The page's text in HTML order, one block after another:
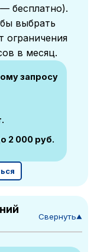
бесплатно).
выбрать
ограничения
в месяц.
запросу
2 000 руб.
Свернуть▼